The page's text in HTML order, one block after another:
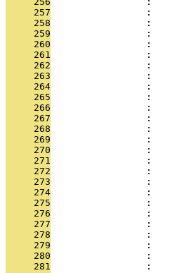
     257
:
     258
:
     259
:
     260
:
     261
:
     262
:
     263
:
     264
:
     265
:
     266
:
     267
:
     268
:
     269
:
     270
:
     271
:
     272
:
     273
:
     274
:
     275
:
     276
:
     277
:
     278
:
     279
:
     280
:
     281
: